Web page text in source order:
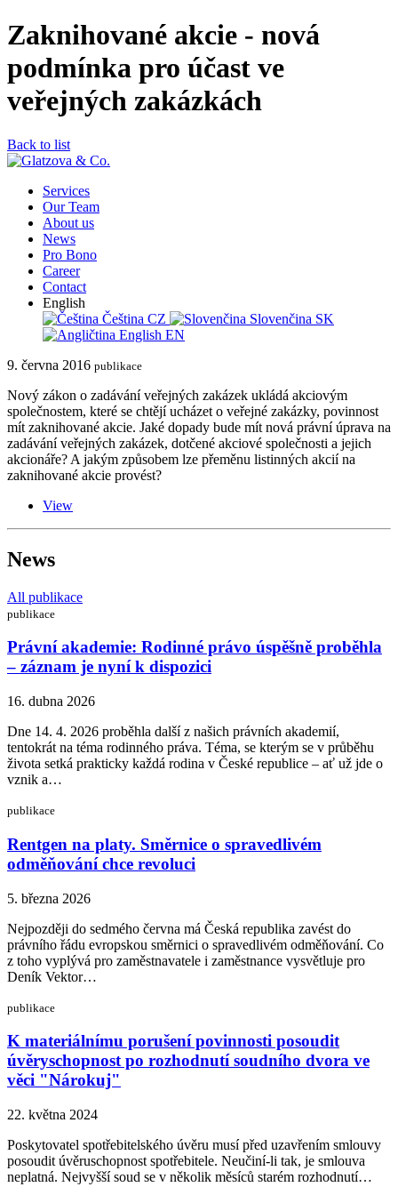
Zaknihované akcie - nová
podmínka pro účast ve
veřejných zakázkách
Back to list
Services
Our Team
About us
News
Pro Bono
Career
Contact
English
Čeština CZ Slovenčina SK
English EN
9. června 2016 publikace
Nový zákon o zadávání veřejných zakázek ukládá akciovým
společnostem, které se chtějí ucházet o veřejné zakázky, povinnost
mít zaknihované akcie. Jaké dopady bude mít nová právní úprava na
zadávání veřejných zakázek, dotčené akciové společnosti a jejich
akcionáře? A jakým způsobem lze přeměnu listinných akcií na
zaknihované akcie provést?
View
News
All publikace
publikace
Právní akademie: Rodinné právo úspěšně proběhla
– záznam je nyní k dispozici
16. dubna 2026
Dne 14. 4. 2026 proběhla další z našich právních akademií,
tentokrát na téma rodinného práva. Téma, se kterým se v průběhu
života setká prakticky každá rodina v České republice – ať už jde o
vznik a…
publikace
Rentgen na platy. Směrnice o spravedlivém
odměňování chce revoluci
5. března 2026
Nejpozději do sedmého června má Česká republika zavést do
právního řádu evropskou směrnici o spravedlivém odměňování. Co
z toho vyplývá pro zaměstnavatele i zaměstnance vysvětluje pro
Deník Vektor…
publikace
K materiálnímu porušení povinnosti posoudit
úvěryschopnost po rozhodnutí soudního dvora ve
věci "Nárokuj"
22. května 2024
Poskytovatel spotřebitelského úvěru musí před uzavřením smlouvy
posoudit úvěruschopnost spotřebitele. Neučiní-li tak, je smlouva
neplatná. Nejvyšší soud se v několik měsíců starém rozhodnutí…